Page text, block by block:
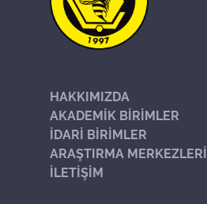
HAKKIMIZDA
AKADEMİK BİRİMLER
İDARİ BİRİMLER
ARAŞTIRMA MERKEZLERİ
İLETİŞİM